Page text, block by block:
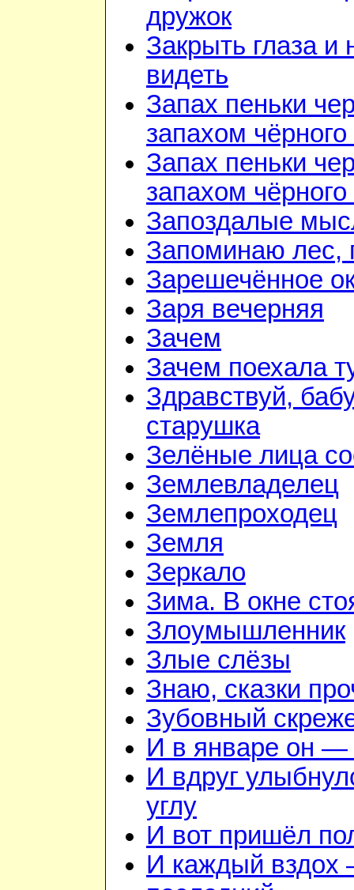
дружок
Закрыть глаза и
видеть
Запах пеньки
запахом
Запах пеньки
запахом
Запоздалые
Запоминаю лес,
Зарешечённое
Заря вечерняя
Зачем
Зачем поехала
Здравствуй,
старушка
Зелёные лица
Землевладелец
Землепроходец
Земля
Зеркало
Зима. В окне
Злоумышленник
Злые слёзы
Знаю, сказки
Зубовный
И в январе он —
И вдруг
углу
И вот пришёл
И каждый вздох